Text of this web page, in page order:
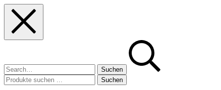
Skip
main
navigation
Skip
main
content
Skip
footer
Suchen
nach:
Suchen